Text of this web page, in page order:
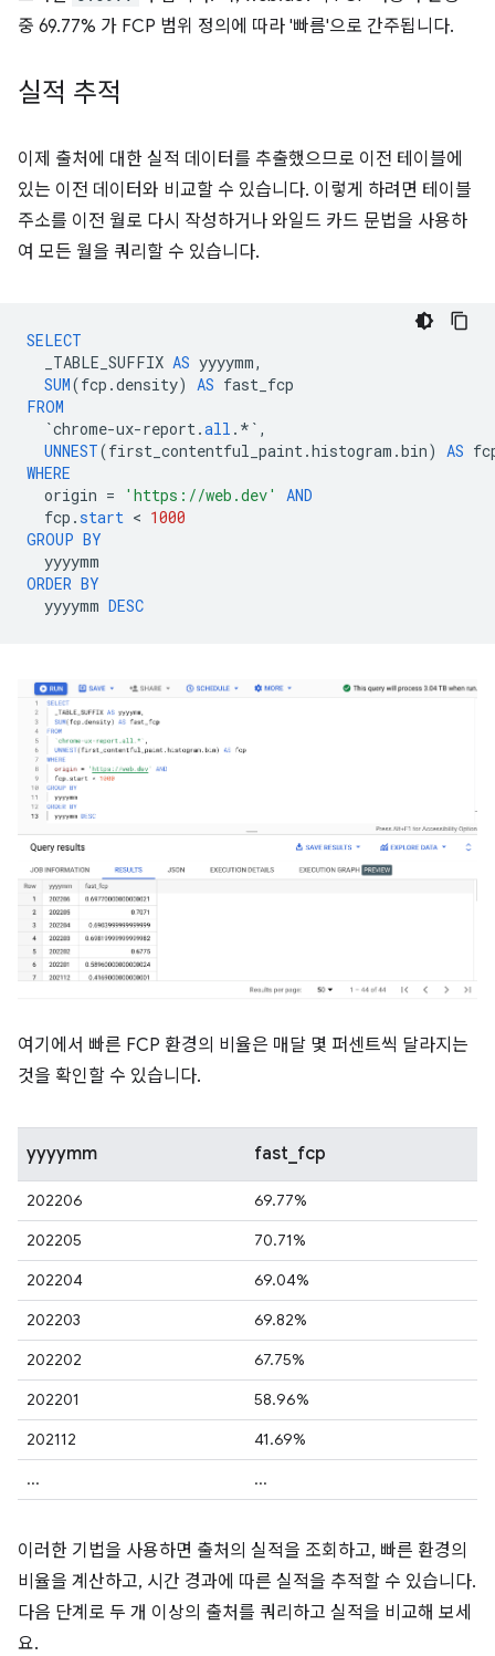
중 69.77% 가 FCP 범위 정의에 따라 '빠름'으로 간주됩니다.
실적 추적
이제 출처에 대한 실적 데이터를 추출했으므로 이전 테이블에
있는 이전 데이터와 비교할 수 있습니다. 이렇게 하려면 테이블
주소를 이전 월로 다시 작성하거나 와일드 카드 문법을 사용하
여 모든 월을 쿼리할 수 있습니다.
SELECT
_TABLE_SUFFIX AS yyyymm,
SUM(fcp .density) AS fast_fcp
FROM
`chrome-ux-report.all . *` ,
UNNEST(first_contentful_paint.histogram .bin) AS
WHERE
origin = 'https://web.dev'
AND
fcp .start < 1000
GROUP BY
yyyymm
ORDER BY
yyyymm DESC
여기에서 빠른 FCP 환경의 비율은 매달 몇 퍼센트씩 달라지는
것을 확인할 수 있습니다.
yyyymm fast_fcp
202206
69.77%
202205
70.71%
202204
69.04%
202203
69.82%
202202
67.75%
202201
58.96%
202112
41.69%
...
...
이러한 기법을 사용하면 출처의 실적을 조회하고, 빠른 환경의
비율을 계산하고, 시간 경과에 따른 실적을 추적할 수 있습니다.
다음 단계로 두 개 이상의 출처를 쿼리하고 실적을 비교해 보세
요.